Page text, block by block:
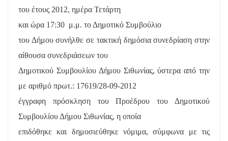
του έτους 2012, ημέρα Τετάρτη
και ώρα 17:30 μ.μ. το Δημοτικό Συμβούλιο
του Δήμου συνήλθε σε τακτική δημόσια συνεδρίαση στην
αίθουσα συνεδριάσεων του
Δημοτικού Συμβουλίου Δήμου Σιθωνίας, ύστερα από την
με αριθμό πρωτ.: 17619/28-09-2012
έγγραφη πρόσκληση του Προέδρου του Δημοτικού
Συμβουλίου Δήμου Σιθωνίας, η οποία
επιδόθηκε και δημοσιεύθηκε νόμιμα, σύμφωνα με τις